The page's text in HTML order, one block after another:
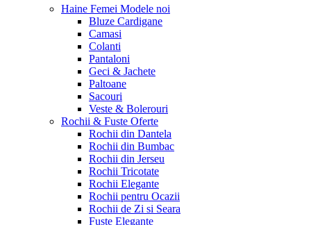
Haine Femei Modele noi
Bluze Cardigane
Camasi
Colanti
Pantaloni
Geci & Jachete
Paltoane
Sacouri
Veste & Bolerouri
Rochii & Fuste Oferte
Rochii din Dantela
Rochii din Bumbac
Rochii din Jerseu
Rochii Tricotate
Rochii Elegante
Rochii pentru Ocazii
Rochii de Zi si Seara
Fuste Elegante